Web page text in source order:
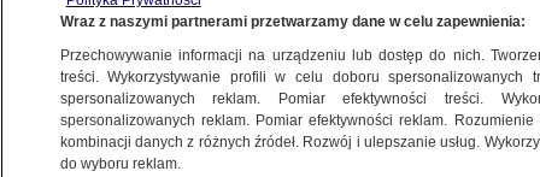
przed samochód. Skończyło się
na potłuczeniach i mandatach
Oprac.Michał Malinowski
22.05.2026, 16:37
Wraz z naszymi partnerami przetwarzamy dane w celu zapewnienia:
Przechowywanie informacji na urządzeniu lub dostęp do nich.
treści. Wykorzystywanie profili w celu doboru spersonalizowanych
spersonalizowanych reklam. Pomiar efektywności treści.
spersonalizowanych reklam. Pomiar efektywności reklam.
kombinacji danych z różnych źródeł. Rozwój i ulepszanie usług.
do wyboru reklam.